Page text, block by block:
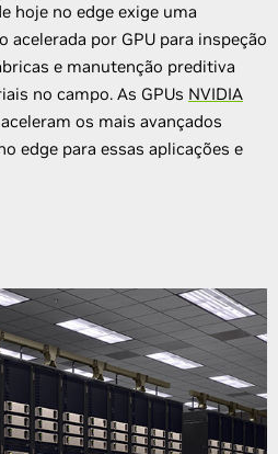
hoje no edge exige uma
acelerada por GPU para inspeção
e manutenção preditiva
no campo. As GPUs NVIDIA
aceleram os mais avançados
edge para essas aplicações e